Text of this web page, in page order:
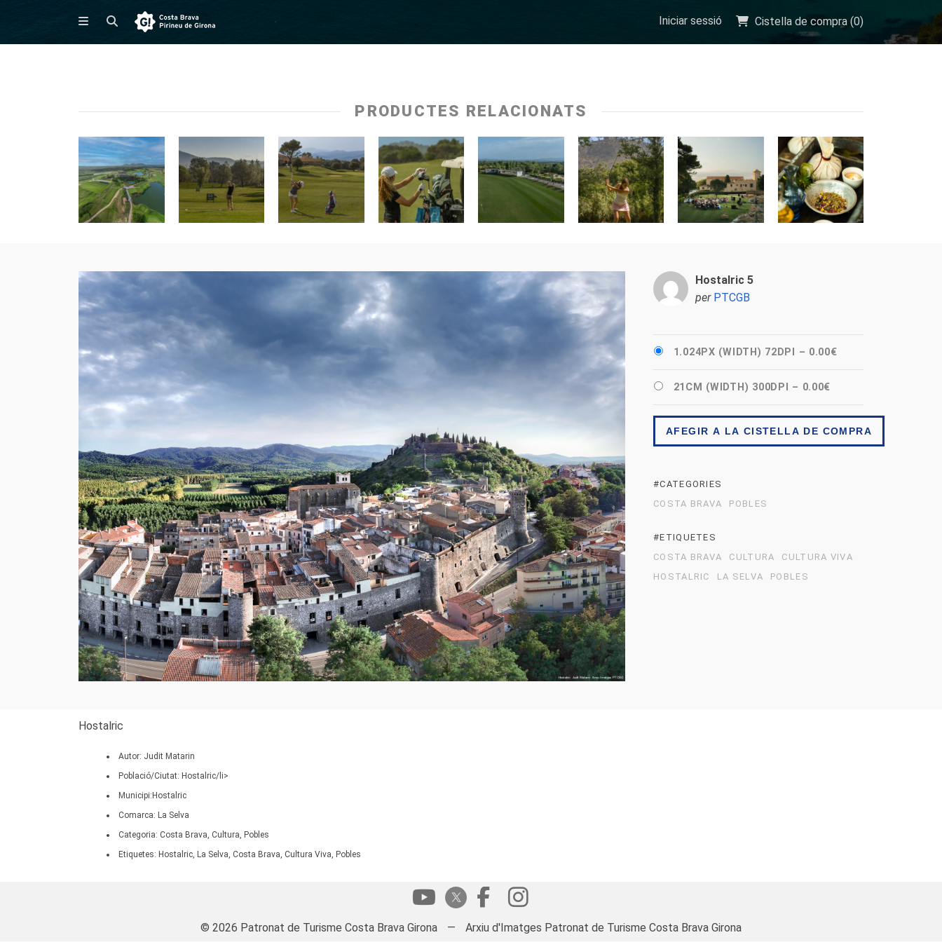
Iniciar sessió Cistella de compra (0)
PRODUCTES RELACIONATS
Hostalric 5
per PTCGB
1.024PX (WIDTH) 72DPI – 0.00€
21CM (WIDTH) 300DPI – 0.00€
AFEGIR A LA CISTELLA DE COMPRA
#CATEGORIES
COSTA BRAVA
POBLES
#ETIQUETES
COSTA BRAVA
CULTURA
CULTURA VIVA
HOSTALRIC
LA SELVA POBLES
Hostalric
Autor: Judit Matarin
Població/Ciutat: Hostalric/li>
Municipi:Hostalric
Comarca: La Selva
Categoria: Costa Brava, Cultura, Pobles
Etiquetes: Hostalric, La Selva, Costa Brava, Cultura Viva, Pobles
© 2026 Patronat de Turisme Costa Brava Girona — Arxiu d'Imatges Patronat de Turisme Costa Brava Girona